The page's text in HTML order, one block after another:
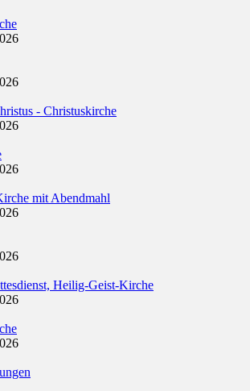
- Christuskirche
mit Abendmahl
Heilig-Geist-Kirche